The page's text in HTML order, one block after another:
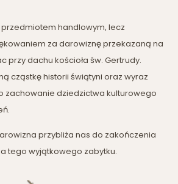
przedmiotem handlowym, lecz
za darowiznę przekazaną na
przy dachu kościoła św. Gertrudy.
cząstkę historii świątyni oraz wyraz
zachowanie dziedzictwa kulturowego
przybliża nas do zakończenia
tego wyjątkowego zabytku.